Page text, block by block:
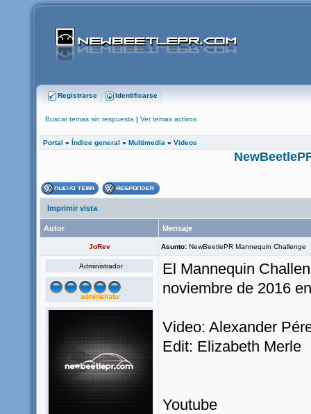
Registrarse Identificarse
Buscar temas sin respuesta | Ver temas activos
Portal » Índice general » Multimedia » Videos
Imprimir vista
Autor Mensaje
JoRev Asunto: NewBeetlePR Mannequin Challenge
Administrador
El Mannequin
noviembre de 2016
Video: Alexander
Edit: Elizabeth Merle
Youtube